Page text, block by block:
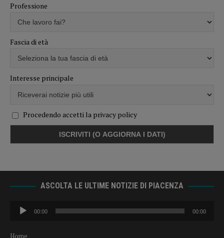
Professione
Fascia di età
Interesse principale
Procedendo accetti la privacy policy
ASCOLTA LE ULTIME NOTIZIE DI PIACENZA
Audio
Player
00:00 00:00
Home